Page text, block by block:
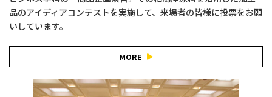
品のアイディアコンテストを実施して、来場者の皆様に投票をお願
いしています。
MORE